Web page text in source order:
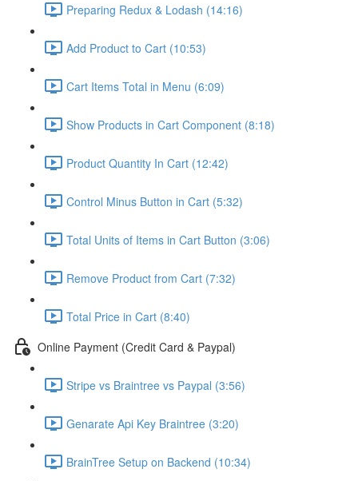
Preparing Redux & Lodash (14:16)
Add Product to Cart (10:53)
Cart Items Total in Menu (6:09)
Show Products in Cart Component (8:18)
Product Quantity In Cart (12:42)
Control Minus Button in Cart (5:32)
Total Units of Items in Cart Button (3:06)
Remove Product from Cart (7:32)
Total Price in Cart (8:40)
Online Payment (Credit Card & Paypal)
Stripe vs Braintree vs Paypal (3:56)
Genarate Api Key Braintree (3:20)
BrainTree Setup on Backend (10:34)